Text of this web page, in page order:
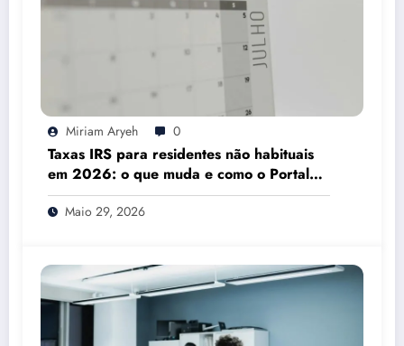
Miriam Aryeh 0
Taxas IRS para residentes não habituais
em 2026: o que muda e como o Portal
das Finanças pode ajudar
Maio 29, 2026